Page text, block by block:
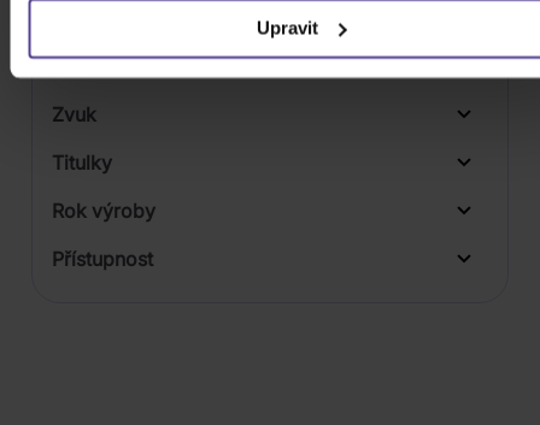
Upravit
Plastový obal
Počet Platform Album
Zvuk
Titulky
Rok výroby
Přístupnost